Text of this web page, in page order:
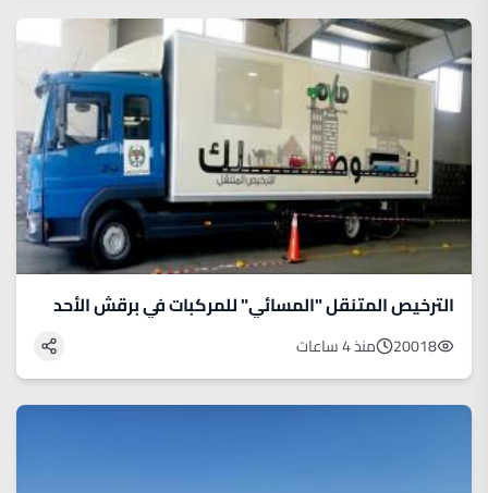
الترخيص المتنقل "المسائي" للمركبات في برقش الأحد
20018 منذ 4 ساعات